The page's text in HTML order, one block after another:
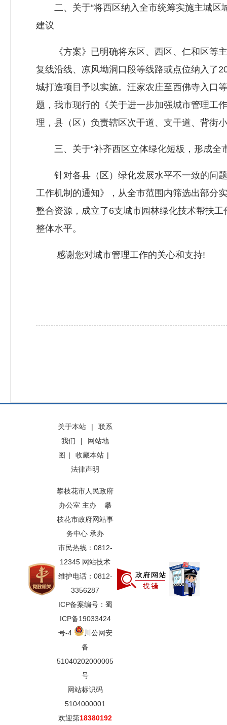
二、关于“将西区纳入全市统筹实施主城区
建议
《方案》已明确将东区、西区、仁和区等主
复线沿线、凉风坳洞口段等线路或点位纳入了
城打造项目予以实施。汪家农庄至西佛寺入口
题，我市现行的《关于进一步加强城市管理工
理，县（区）负责辖区次干道、支干道、背街
三、关于“补齐西区立体绿化短板，形成全
针对各县（区）绿化发展水平不一致的问题
工作机制的通知》，从全市范围内筛选出部分
整合资源，成立了6支城市园林绿化技术帮扶
整体水平。
感谢您对城市管理工作的关心和支持!
关于本站 |
联系
我们
|
网站地
图 | 收藏本站 |
法律声明
攀枝花市人民政府
办公室 主办 攀
枝花市政府网站事
务中心 承办
市民热线：0812-
12345 网站技术
维护电话：0812-
3356287
ICP备案编号：蜀
ICP备19033424
号-4
川公网安
备
51040202000005
号
网站标识码
5104000001
欢迎第18380192